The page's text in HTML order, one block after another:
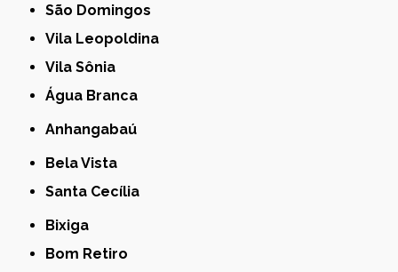
São Domingos
Vila Leopoldina
Vila Sônia
Água Branca
Anhangabaú
Bela Vista
Santa Cecília
Bixiga
Bom Retiro